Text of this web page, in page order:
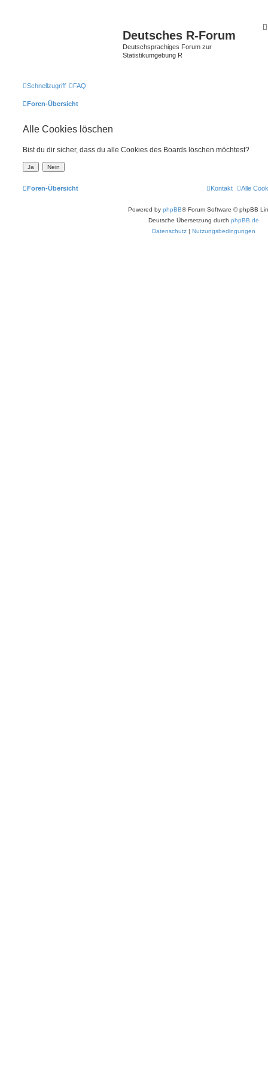
Deutsches R-Forum
Deutschsprachiges Forum zur
Statistikumgebung R
Schnellzugriff FAQ
Foren-Übersicht
Alle Cookies löschen
Bist du dir sicher, dass du alle Cookies des Boards löschen möchtest?
Foren-Übersicht Alle
Kontakt
Powered by phpBB® Forum Software © phpBB
Deutsche Übersetzung durch phpBB.de
Datenschutz | Nutzungsbedingungen